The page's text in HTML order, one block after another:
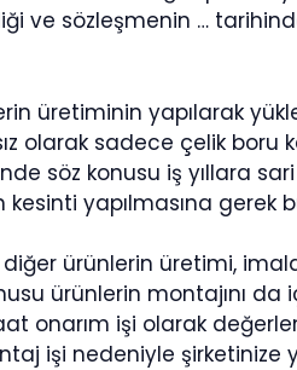
ve sözleşmenin …
üretiminin yapılarak
sadece çelik boru
söz konusu iş yıllara
yapılmasına gerek
ürünlerin üretimi,
ürünlerin montajını da
onarım işi olarak
işi nedeniyle şirketinize